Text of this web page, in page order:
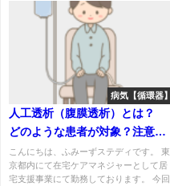
病気【循環器】
人工透析（腹膜透析）とは？
どのような患者が対象？注意点
は？
こんにちは、ふみーずステディです。 東
京都内にて在宅ケアマネジャーとして居
宅支援事業にて勤務しております。 今回